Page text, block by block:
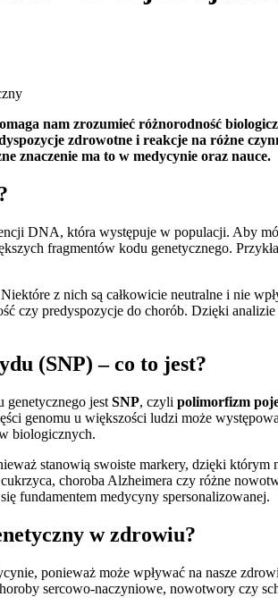
nam zrozumieć różnorodność
zdrowotne i reakcje na różne
znaczenie ma to w medycynie oraz nauce.
DNA, która występuje w populacji. Aby
fragmentów kodu genetycznego.
z nich są całkowicie neutralne i nie
czy predyspozycje do chorób. Dzięki
(SNP) – co to jest?
jest SNP, czyli polimorfizm
genomu u większości ludzi może
biologicznych.
stanowią swoiste markery, dzięki
choroba Alzheimera czy różne
fundamentem medycyny spersonalizowanej.
w zdrowiu?
ponieważ może wpływać na nasze
sercowo-naczyniowe, nowotwory czy